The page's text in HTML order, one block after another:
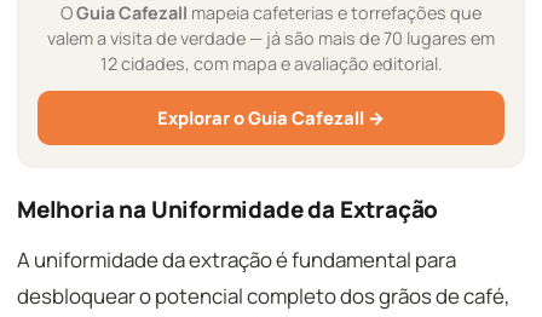
OGuia Cafezall mapeia cafeterias e torrefações que
valem a visita de verdade — já são mais de 70 lugares em
12 cidades, com mapa e avaliação editorial.
Explorar o Guia Cafezall →
Melhoria na Uniformidade da Extração
A uniformidade da extração é fundamental para
desbloquear o potencial completo dos grãos de café,